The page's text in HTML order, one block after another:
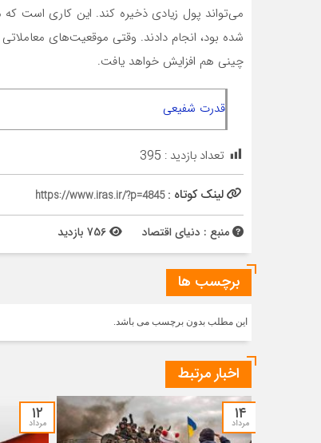
شده بود، انجام دادند. وقتی موقعیت‌‌‌های
چینی هم افزایش خواهد یافت.
قدرت شفیعی
تعداد بازدید : 395
لینک کوتاه :https://www.iras.ir/?p=4845
منبع : دنیای اقتصاد
برچسب ها
این مطلب بدون برچسب می باشد.
اخبار مرتبط
۱۴
مرداد ۱۲
مرداد